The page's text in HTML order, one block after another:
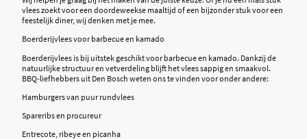
vlees zoekt voor een doordeweekse maaltijd of een bijzonder stuk voor een
feestelijk diner, wij denken met je mee.
Boerderijvlees voor barbecue en kamado
Boerderijvlees is bij uitstek geschikt voor barbecue en kamado. Dankzij de
natuurlijke structuur en vetverdeling blijft het vlees sappig en smaakvol.
BBQ-liefhebbers uit Den Bosch weten ons te vinden voor onder andere:
Hamburgers van puur rundvlees
Spareribs en procureur
Entrecote, ribeye en picanha